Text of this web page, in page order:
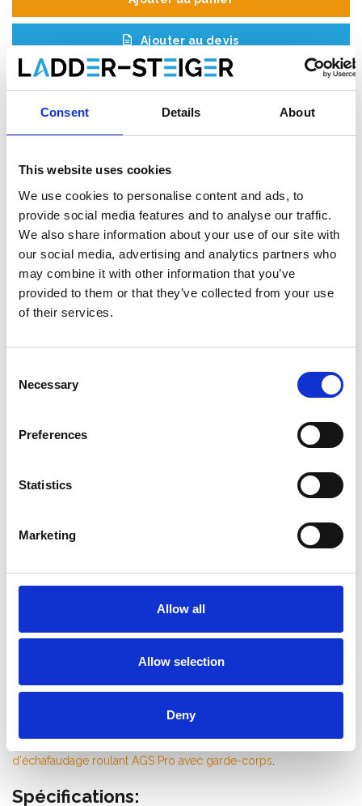
Consent Details About
This website uses cookies
We use cookies to personalise content and ads, to
provide social media features and to analyse our traffic.
We also share information about your use of our site with
our social media, advertising and analytics partners who
may combine it with other information that you’ve
provided to them or that they’ve collected from your use
of their services.
Selection
Necessary
Preferences
Statistics
Marketing
Allow all
Allow selection
Deny
Ajouter au devis
Description
L'échafaudage roulant ASC AGS (Advantaged Guardrail
System)
répond à la nouvelle norme. Depuis le 1er janvier 2018,
il est obligatoire de toujours disposer d'une main courante
Les plates-formes sont disponibles avec un tablier en
L'échafaudage roulant AGS Pro convient aux travaux
L'échafaudage roulant avec garde-corps avant est équipé
, réglables en hauteur
Cet échafaudage roulant professionnel de ASC est équipé
d'une
main courante à hauteur des genoux et des
hauteur de travail de 10 mètres.
l'échafaudage mobile ASC AGS PRO
garde-corps avant, ou consultez lemanuel d'instructions
d'échafaudage roulant AGS Pro avec garde-corps
Spécifications: